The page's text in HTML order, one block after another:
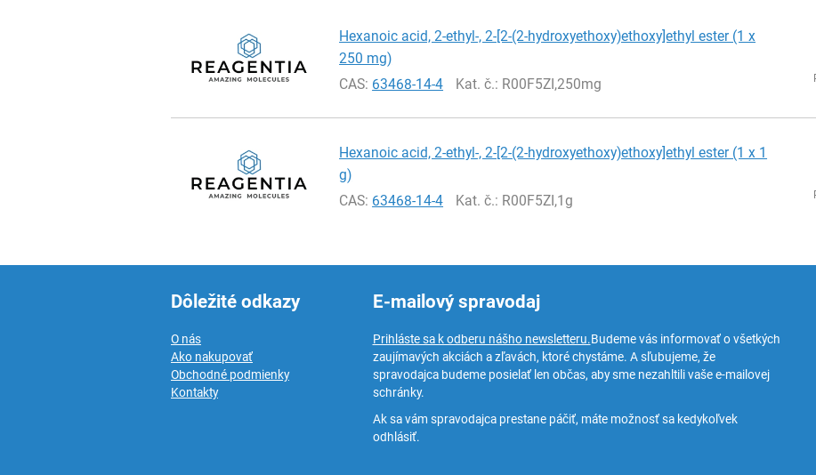
Hexanoic acid, 2-ethyl-, 2-[2-(2-hydroxyethoxy)ethoxy]ethyl ester (1 x
250 mg)
CAS: 63468-14-4 Kat. č.: R00F5ZI,250mg
Hexanoic acid, 2-ethyl-, 2-[2-(2-hydroxyethoxy)ethoxy]ethyl ester (1 x 1
g)
CAS: 63468-14-4 Kat. č.: R00F5ZI,1g
Dôležité odkazy
O nás
Ako nakupovať
Obchodné podmienky
Kontakty
E-mailový spravodaj
Prihláste sa k odberu nášho newsletteru.Budeme vás informovať o všetkých
zaujímavých akciách a zľavách, ktoré chystáme. A sľubujeme, že
spravodajca budeme posielať len občas, aby sme nezahltili vaše e-mailovej
schránky.
Ak sa vám spravodajca prestane páčiť, máte možnosť sa kedykoľvek
odhlásiť.